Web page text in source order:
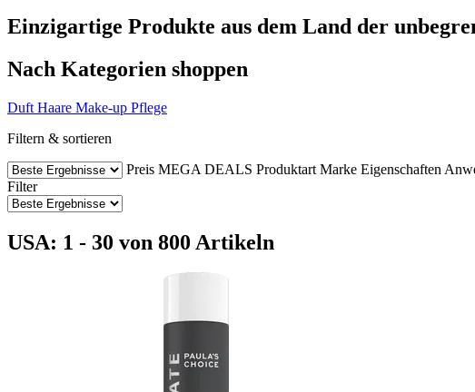
Einzigartige Produkte aus dem Land der
Nach Kategorien shoppen
Duft Haare Make-up Pflege
Filtern & sortieren
Preis MEGA DEALS Produktart Marke Eigenschaften
Filter
USA: 1 - 30 von 800 Artikeln